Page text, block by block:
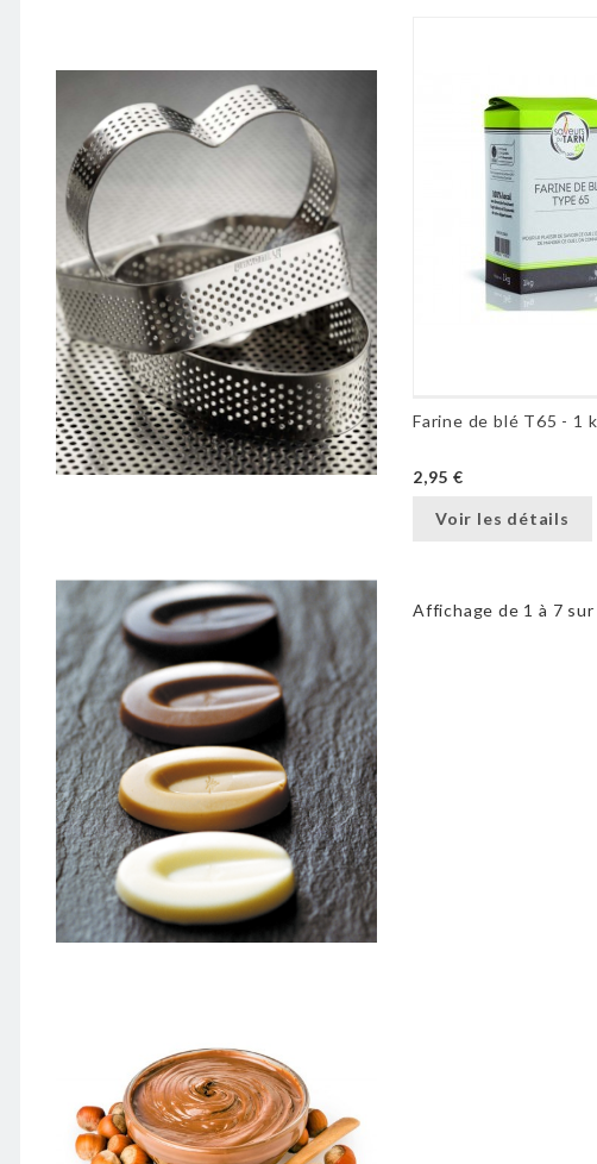
Farine de blé T65 - 1
2,95 €
Voir les détails
Affichage de 1 à 7